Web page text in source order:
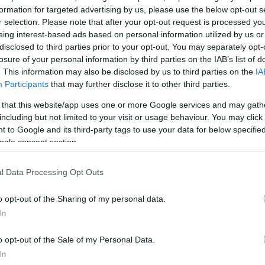
for targeted advertising by us, please use the below opt-out
selection. Please note that after your opt-out request is processed
interest-based ads based on personal information utilized by us
to third parties prior to your opt-out. You may separately
of your personal information by third parties on the IAB’s list of
This information may also be disclosed by us to third parties on the
Participants that may further disclose it to other third parties.
that this website/app uses one or more Google services and may
but not limited to your visit or usage behaviour. You may
to Google and its third-party tags to use your data for below
consent section.
Data Processing Opt Outs
opt-out of the Sharing of my personal data.
opt-out of the Sale of my Personal Data.
Αυτή η πλευρά της έχει εμπόδια. Εγώ δεν έχω
αν πέρναγε ένα παιδάκι έτσι όπως μπήκε στην
Δεν στρίβουμε κι όποιον πάρει ο χάρος», είπε ο
στο Live News.
ο 30χρονος κατεβαίνει από το αυτοκίνητο και
της γυναίκας, όπου την χτυπά. «Η κυρία πήγε να
εγώ πήγα να της απωθήσω το κινητό, δεν την
Δεν την ακούμπησα καν στο πρόσωπο. Το
κατά δεύτερον και πιο σημαντικό, δεν ξέρω αν
ο 30χρονος.